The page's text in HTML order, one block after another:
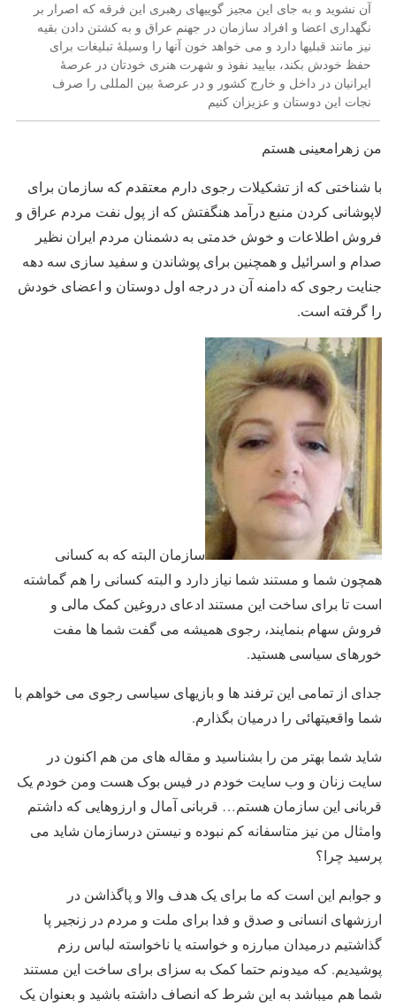
آن نشوید و به جای این مجیز گوییهای رهبری این فرقه که اصرار بر
نگهداری اعضا و افراد سازمان در جهنم عراق و به کشتن دادن بقیه
نیز مانند قبلیها دارد و می خواهد خون آنها را وسیلۀ تبلیغات برای
حفظ خودش بکند، بیایید نفوذ و شهرت هنری خودتان در عرصۀ
ایرانیان در داخل و خارج کشور و در عرصۀ بین المللی را صرف
نجات این دوستان و عزیزان کنیم
من زهرامعینی هستم
با شناختی که از تشکیلات رجوی دارم معتقدم که سازمان برای
لاپوشانی کردن منبع درآمد هنگفتش که از پول نفت مردم عراق و
فروش اطلاعات و خوش خدمتی به دشمنان مردم ایران نظیر
صدام و اسرائیل و همچنین برای پوشاندن و سفید سازی سه دهه
جنایت رجوی که دامنه آن در درجه اول دوستان و اعضای خودش
را گرفته است.
سازمان البته که به کسانی
همچون شما و مستند شما نیاز دارد و البته کسانی را هم گماشته
است تا برای ساخت این مستند ادعای دروغین کمک مالی و
فروش سهام بنمایند، رجوی همیشه می گفت شما ها مفت
خورهای سیاسی هستید.
جدای از تمامی این ترفند ها و بازیهای سیاسی رجوی می خواهم با
شما واقعیتهائی را درمیان بگذارم.
شاید شما بهتر من را بشناسید و مقاله های من هم اکنون در
سایت زنان و وب سایت خودم در فیس بوک هست ومن خودم یک
قربانی این سازمان هستم… قربانی آمال و ارزوهایی که داشتم
وامثال من نیز متاسفانه کم نبوده و نیستن درسازمان شاید می
پرسید چرا؟
و جوابم این است که ما برای یک هدف والا و پاگذاشن در
ارزشهای انسانی و صدق و فدا برای ملت و مردم در زنجیر پا
گذاشتیم درمیدان مبارزه و خواسته یا ناخواسته لباس رزم
پوشیدیم. که میدونم حتما کمک به سزای برای ساخت این مستند
شما هم میباشد به این شرط که انصاف داشته باشید و بعنوان یک